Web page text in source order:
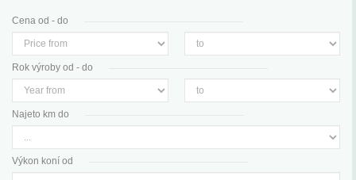
Cena od - do
Rok výroby od - do
Najeto km do
Výkon koní od